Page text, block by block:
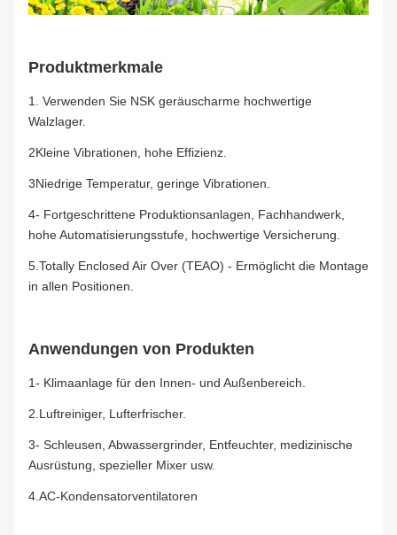
Produktmerkmale
1. Verwenden Sie NSK geräuscharme hochwertige
Walzlager.
2Kleine Vibrationen, hohe Effizienz.
3Niedrige Temperatur, geringe Vibrationen.
4- Fortgeschrittene Produktionsanlagen, Fachhandwerk,
hohe Automatisierungsstufe, hochwertige Versicherung.
5.Totally Enclosed Air Over (TEAO) - Ermöglicht die Montage
in allen Positionen.
Anwendungen von Produkten
1- Klimaanlage für den Innen- und Außenbereich.
2.Luftreiniger, Lufterfrischer.
3- Schleusen, Abwassergrinder, Entfeuchter, medizinische
Ausrüstung, spezieller Mixer usw.
4.AC-Kondensatorventilatoren